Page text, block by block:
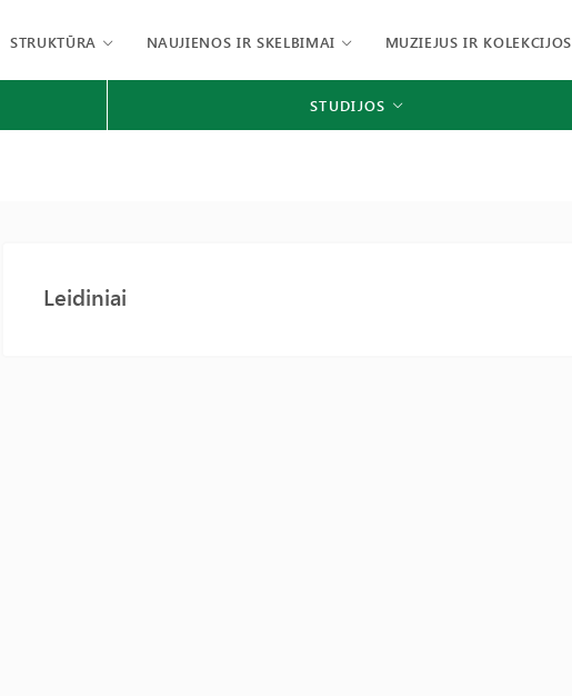
STRUKTŪRA NAUJIENOS IR SKELBIMAI MUZIEJUS IR KOLEKCIJOS
STUDIJOS
Leidiniai